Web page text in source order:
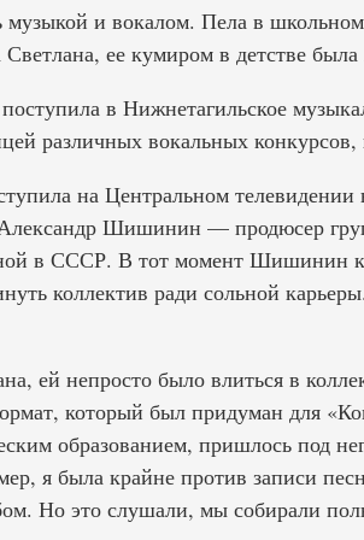
музыкой и вокалом. Пела в
ее кумиром в детстве
в Нижнетагильское
различных вокальных
на Центральном телевидении
Александр Шишинин — продюсер
в СССР. В тот момент Шишинин
коллектив ради сольной
ей непросто было влиться в
который был придуман для
образованием, пришлось под
я была крайне против записи
Но это слушали, мы собирали